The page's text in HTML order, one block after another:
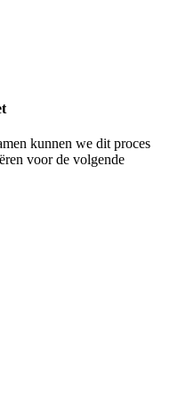
kunnen we dit proces
voor de volgende